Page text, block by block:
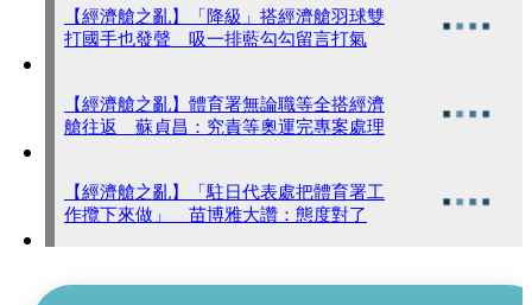
【經濟艙之亂】「降級」搭經濟艙羽球雙
打國手也發聲 吸一排藍勾勾留言打氣
【經濟艙之亂】體育署無論職等全搭經濟
艙往返 蘇貞昌：究責等奧運完專案處理
【經濟艙之亂】「駐日代表處把體育署工
作攬下來做」 苗博雅大讚：態度對了